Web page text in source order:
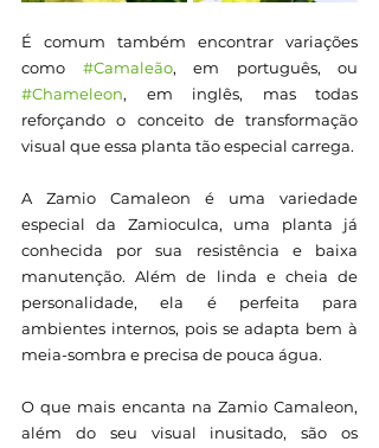
É comum também encontrar variações
como #Camaleão
#Chameleon, em inglês, mas todas
reforçando o conceito de transformação
visual que essa planta tão especial carrega.
A Zamio Camaleon é uma variedade
especial da Zamioculca, uma planta já
conhecida por sua resistência e baixa
manutenção. Além de linda e cheia de
personalidade, ela é perfeita para
ambientes internos, pois se adapta bem à
meia-sombra e precisa de pouca água.
O que mais encanta na Zamio Camaleon,
além do seu visual inusitado, são os